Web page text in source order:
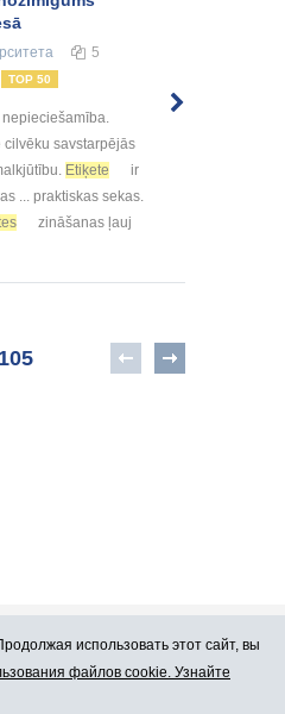
5
TOP 50
nepieciešamība.
cilvēku savstarpējās
Etiķete
ir
... praktiskas sekas.
zināšanas ļauj
Реклама
использовать этот сайт, вы
файлов cookie. Узнайте